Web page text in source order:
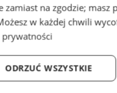
zamiast na zgodzie; masz
w każdej chwili
ODRZUĆ WSZYSTKIE